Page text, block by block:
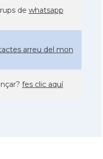
de whatsapp
arreu del mon
fes clic aquí